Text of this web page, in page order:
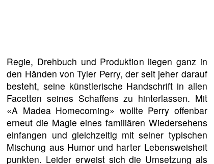
Regie, Drehbuch und Produktion liegen ganz in
den Händen von Tyler Perry, der seit jeher darauf
besteht, seine künstlerische Handschrift in allen
Facetten seines Schaffens zu hinterlassen. Mit
«A Madea Homecoming» wollte Perry offenbar
erneut die Magie eines familiären Wiedersehens
einfangen und gleichzeitig mit seiner typischen
Mischung aus Humor und harter Lebensweisheit
punkten. Leider erweist sich die Umsetzung als